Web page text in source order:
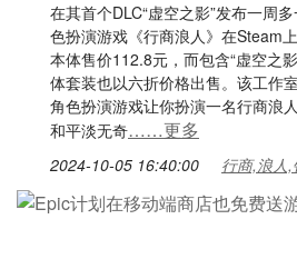
在其首个DLC“虚空之影”发布一周
色扮演游戏《行商浪人》在Steam
本体售价112.8元，而包含“虚空之
体套装也以六折价格出售。该工作
角色扮演游戏让你扮演一名行商
和平淡无奇……更多
2024-10-05 16:40:00 行商,浪人